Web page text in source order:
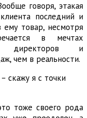
говоря, этакая
последний и
ему товар, несмотря
в мечтах
директоров и
чем в реальности.
скажу я с точки
тоже своего рода